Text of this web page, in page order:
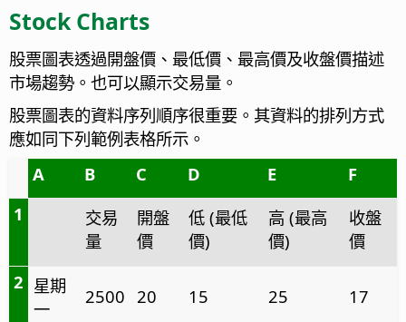
Stock Charts
股票圖表透過開盤價、最低價、最高價及收盤價描述
市場趨勢。也可以顯示交易量。
股票圖表的資料序列順序很重要。其資料的排列方式
應如同下列範例表格所示。
A
B C D E
F
1
交易
量
開盤
價
低 (最低
價)
高 (最高
價)
收盤
價
2 星期
一
2500 20 15 25 17